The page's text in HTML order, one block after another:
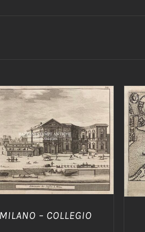
AL CARRELLO
/
DETTAGLI
MILANO – COLLEGIO